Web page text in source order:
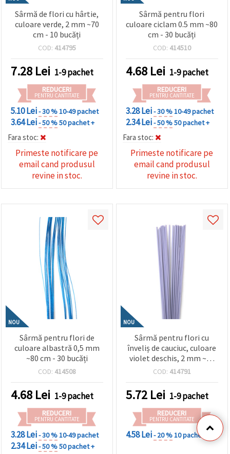
Sârmă de flori cu hârtie,
culoare verde, 2 mm ~70
cm - 10 bucăți
COD: 414795
7.28 Lei 1-9 pachet
REDUCERI
PENTRU CANTITATE
5.10 Lei- 30 %10-49 pachet
3.64 Lei- 50 %50 pachet +
Fara stoc:
Primeste notificare pe
email cand produsul
revine in stoc.
Sârmă pentru flori
culoare ciclam 0.5 mm ~80
cm - 30 bucăți
COD: 414510
4.68 Lei 1-9 pachet
REDUCERI
PENTRU CANTITATE
3.28 Lei- 30 %10-49 pachet
2.34 Lei- 50 %50 pachet +
Fara stoc:
Primeste notificare pe
email cand produsul
revine in stoc.
NOU
Sârmă pentru flori de
culoare albastră 0,5 mm
~80 cm - 30 bucăți
COD: 414508
4.68 Lei 1-9 pachet
REDUCERI
PENTRU CANTITATE
3.28 Lei- 30 %10-49 pachet
2.34 Lei- 50 %50 pachet +
NOU
Sârmă pentru flori cu
înveliș de cauciuc, culoare
violet deschis, 2 mm ~40
cm - 20 bucăți
COD: 414791
5.72 Lei 1-9 pachet
REDUCERI
PENTRU CANTITATE
4.58 Lei- 20 %10 pachet +